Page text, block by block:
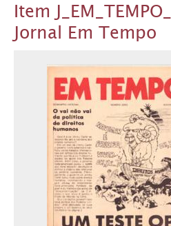
Item
Jornal Em Tempo